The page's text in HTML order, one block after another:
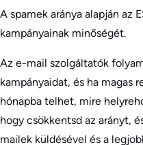
A spamek aránya alapján az
kampányainak minőségét.
Az e-mail szolgáltatók
kampányaidat, és ha magas
hónapba telhet, mire
hogy csökkentsd az arányt,
mailek küldésével és a